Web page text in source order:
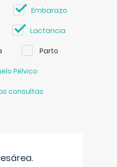
Embarazo
Lactancia
Parto
Pélvico
consultas